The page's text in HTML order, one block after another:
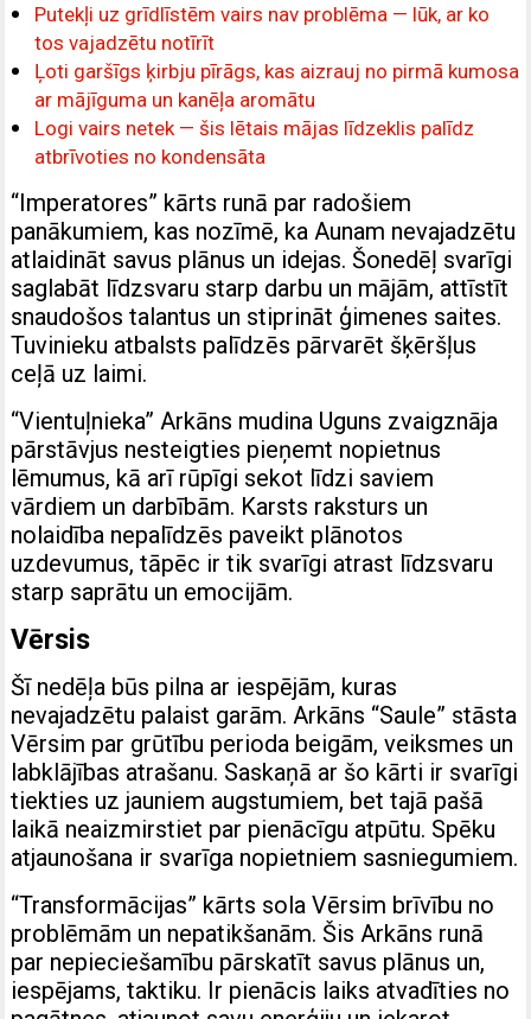
Putekļi uz grīdlīstēm vairs nav problēma — lūk, ar ko
tos vajadzētu notīrīt
Ļoti garšīgs ķirbju pīrāgs, kas aizrauj no pirmā kumosa
ar mājīguma un kanēļa aromātu
Logi vairs netek — šis lētais mājas līdzeklis palīdz
atbrīvoties no kondensāta
“Imperatores” kārts runā par radošiem
panākumiem, kas nozīmē, ka Aunam nevajadzētu
atlaidināt savus plānus un idejas. Šonedēļ svarīgi
saglabāt līdzsvaru starp darbu un mājām, attīstīt
snaudošos talantus un stiprināt ģimenes saites.
Tuvinieku atbalsts palīdzēs pārvarēt šķēršļus
ceļā uz laimi.
“Vientuļnieka” Arkāns mudina Uguns zvaigznāja
pārstāvjus nesteigties pieņemt nopietnus
lēmumus, kā arī rūpīgi sekot līdzi saviem
vārdiem un darbībām. Karsts raksturs un
nolaidība nepalīdzēs paveikt plānotos
uzdevumus, tāpēc ir tik svarīgi atrast līdzsvaru
starp saprātu un emocijām.
Vērsis
Šī nedēļa būs pilna ar iespējām, kuras
nevajadzētu palaist garām. Arkāns “Saule” stāsta
Vērsim par grūtību perioda beigām, veiksmes un
labklājības atrašanu. Saskaņā ar šo kārti ir svarīgi
tiekties uz jauniem augstumiem, bet tajā pašā
laikā neaizmirstiet par pienācīgu atpūtu. Spēku
atjaunošana ir svarīga nopietniem sasniegumiem.
“Transformācijas” kārts sola Vērsim brīvību no
problēmām un nepatikšanām. Šis Arkāns runā
par nepieciešamību pārskatīt savus plānus un,
iespējams, taktiku. Ir pienācis laiks atvadīties no